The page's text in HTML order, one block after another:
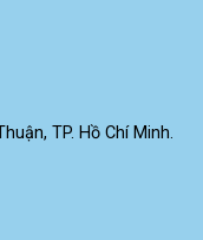
TP. Hồ Chí Minh.